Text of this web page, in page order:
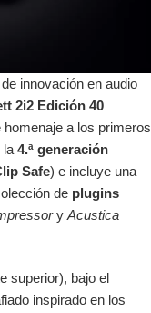
innovación en audio
2i2 Edición 40
homenaje a los primeros
la4.ª generación
Safe) e incluye una
de plugins
yAcustica
superior), bajo el
inspirado en los